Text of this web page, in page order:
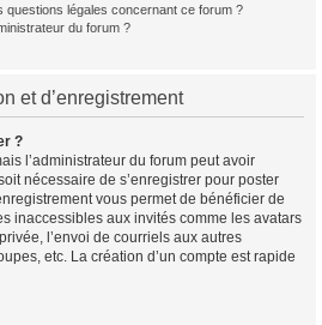
questions légales concernant ce forum ?
du forum ?
et d’enregistrement
?
l’administrateur du forum peut avoir
nécessaire de s’enregistrer pour poster
vous permet de bénéficier de
inaccessibles aux invités comme les avatars
l’envoi de courriels aux autres
etc. La création d’un compte est rapide